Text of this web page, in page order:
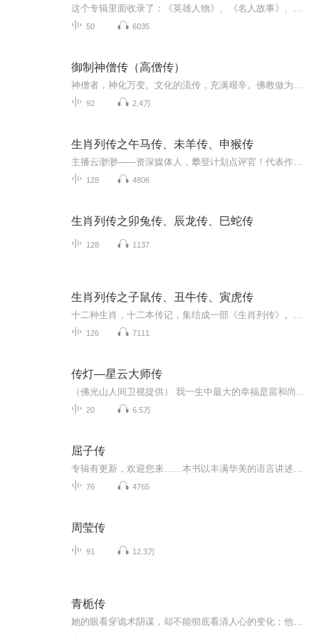
50 6035
御制神僧传（高僧传）
92 2.4万
生肖列传之午马传、未羊传、申猴传
128 4806
生肖列传之卯兔传、辰龙传、巳蛇传
128 1137
生肖列传之子鼠传、丑牛传、寅虎传
126 7111
传灯—星云大师传
20 6.5万
屈子传
76 4765
周莹传
91 12.3万
青栀传